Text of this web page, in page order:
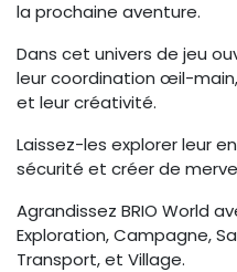
la prochaine aventure.
Dans cet univers de jeu
leur coordination œil-
et leur créativité.
Laissez-les explorer leur
sécurité et créer de
Agrandissez BRIO World
Exploration, Campagne,
Transport, et Village.